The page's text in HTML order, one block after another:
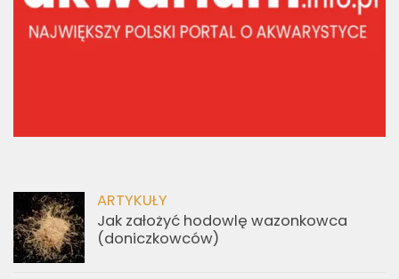
ARTYKUŁY
Jak założyć hodowlę wazonkowca
(doniczkowców)